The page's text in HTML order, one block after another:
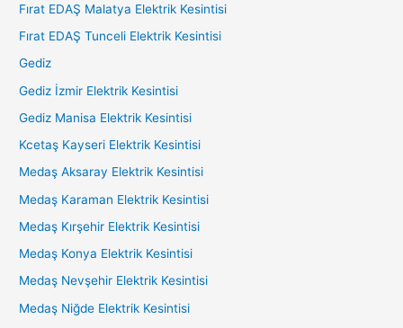
Fırat EDAŞ Malatya Elektrik Kesintisi
Fırat EDAŞ Tunceli Elektrik Kesintisi
Gediz
Gediz İzmir Elektrik Kesintisi
Gediz Manisa Elektrik Kesintisi
Kcetaş Kayseri Elektrik Kesintisi
Medaş Aksaray Elektrik Kesintisi
Medaş Karaman Elektrik Kesintisi
Medaş Kırşehir Elektrik Kesintisi
Medaş Konya Elektrik Kesintisi
Medaş Nevşehir Elektrik Kesintisi
Medaş Niğde Elektrik Kesintisi